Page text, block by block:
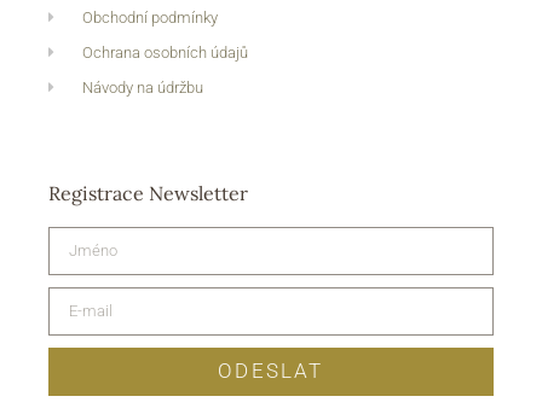
Obchodní podmínky
Ochrana osobních údajů
Návody na údržbu
Registrace Newsletter
ODESLAT